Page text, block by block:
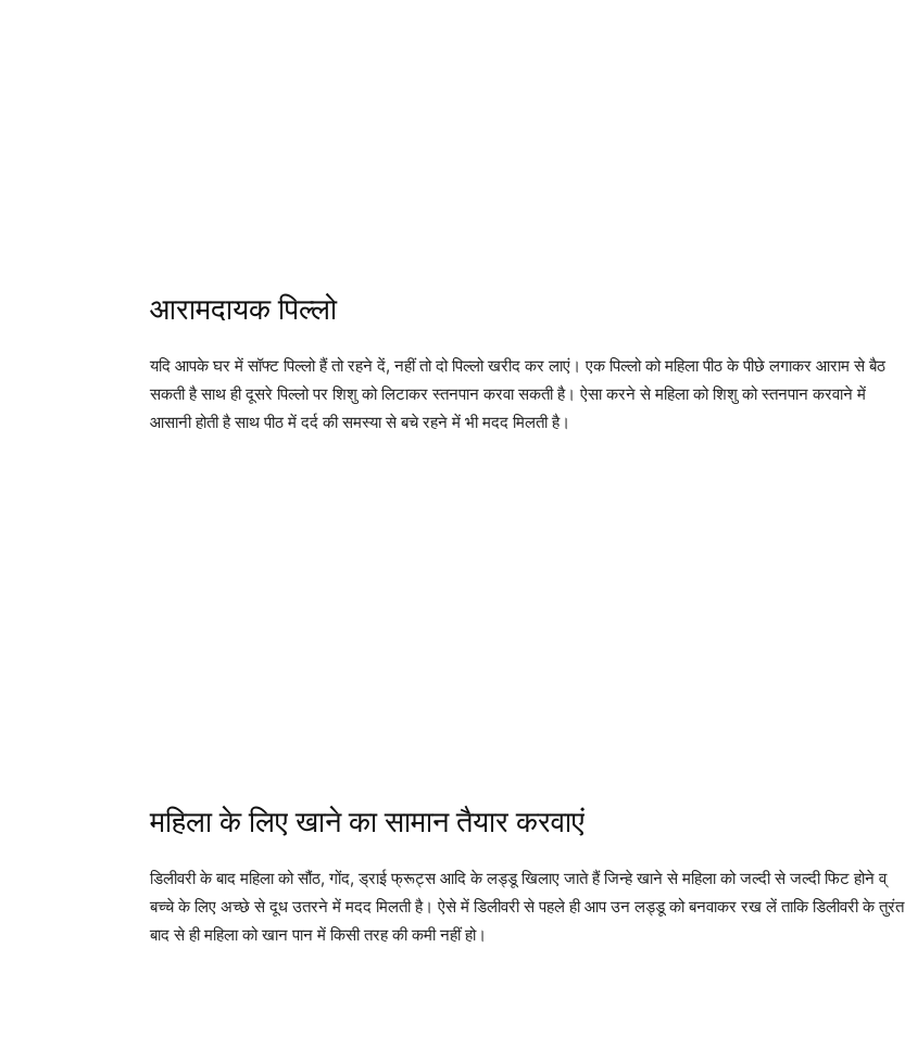
आरामदायक पिल्लो
यदि आपके घर में सॉफ्ट पिल्लो हैं तो रहने दें, नहीं तो दो पिल्लो खरीद कर लाएं। एक पिल्लो को महिला पीठ के पीछे लगाकर आराम से बैठ
सकती है साथ ही दूसरे पिल्लो पर शिशु को लिटाकर स्तनपान करवा सकती है। ऐसा करने से महिला को शिशु को स्तनपान करवाने में
आसानी होती है साथ पीठ में दर्द की समस्या से बचे रहने में भी मदद मिलती है।
महिला के लिए खाने का सामान तैयार करवाएं
डिलीवरी के बाद महिला को सौंठ, गोंद, ड्राई फ्रूट्स आदि के लड्डू खिलाए जाते हैं जिन्हे खाने से महिला को जल्दी से जल्दी फिट होने व्
बच्चे के लिए अच्छे से दूध उतरने में मदद मिलती है। ऐसे में डिलीवरी से पहले ही आप उन लड्डू को बनवाकर रख लें ताकि डिलीवरी के तुरंत
बाद से ही महिला को खान पान में किसी तरह की कमी नहीं हो।